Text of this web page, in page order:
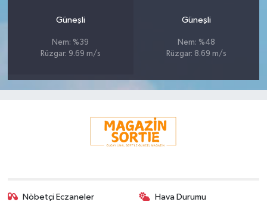
Güneşli
Nem: %39
Rüzgar: 9.69 m/s
Güneşli
Nem: %48
Rüzgar: 8.69 m/s
Nöbetçi Eczaneler Hava Durumu